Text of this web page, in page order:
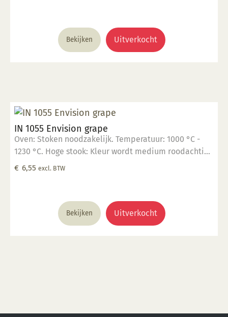
€ 5,63. € 1,24.
Bekijken Uitverkocht
IN 1055 Envision grape
Oven: Stoken noodzakelijk. Temperatuur: 1000 °C -
1230 °C. Hoge stook: Kleur wordt medium roodachtig
blauw. Glanzend, semi transparant. Mogelijk ontstaan
volledig afgedekt met een voedselveilige
transparante glazuur. Giftig: Nee. Hoe te gebruiken: 1.
Breng aan op een 1060 °C biscuit gebakken scherf. 2.
€ 6,55 excl. BTW
Bekijken Uitverkocht